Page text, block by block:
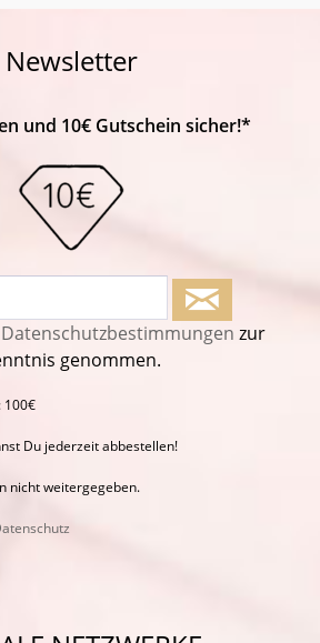
Newsletter
und 10€ Gutschein sicher!*
Datenschutzbestimmungen zur
genommen.
100€
Du jederzeit abbestellen!
nicht weitergegeben.